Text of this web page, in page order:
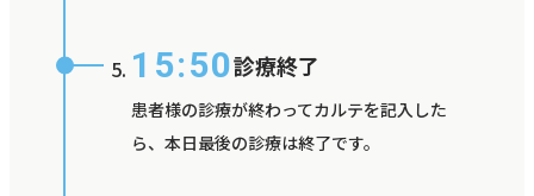
15:50診療終了
患者様の診療が終わってカルテを記入した
ら、本日最後の診療は終了です。